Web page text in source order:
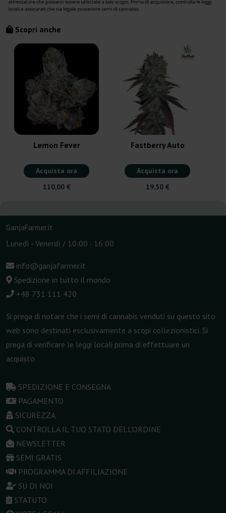
Scopri anche
Lemon Fever
Acquista ora
110,00 €
Fastberry Auto
Acquista ora
19,50 €
GanjaFarmer.it
Lunedì - Venerdì / 10:00 - 16:00
info@ganjafarmer.it
Spedizione in tutto il mondo
+48 731 111 420
Si prega di notare che i semi di cannabis venduti su questo sito
web sono destinati esclusivamente a scopi collezionistici. Si
prega di verificare le leggi locali prima di effettuare un
acquisto.
SPEDIZIONE E CONSEGNA
PAGAMENTO
SICUREZZA
CONTROLLA IL TUO STATO DELL'ORDINE
NEWSLETTER
SEMI GRATIS
PROGRAMMA DI AFFILIAZIONE
SU DI NOI
STATUTO